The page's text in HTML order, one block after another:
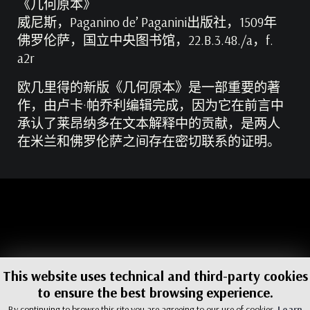
© Museo Galileo 2021
This website uses technical and third-party cookies
to ensure the best browsing experience.
《几何原本》
威尼斯，Paganino de’ Paganini出版社，1509年
佛罗伦萨，国立中央图书馆，22.B.3.48./a，f.
a2r
欧几里得的新版《几何原本》是一部重要的著
作，由卢卡·帕乔利编辑完成，因为它在前言中
承认了莱昂纳多在文本解释中的贡献，是两人
在米兰和佛罗伦萨之间存在密切联系的证明。